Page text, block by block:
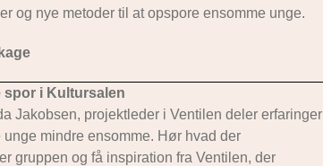
og nye metoder til at opspore ensomme unge.
spor i Kultursalen
Jakobsen, projektleder i Ventilen deler erfaringer
unge mindre ensomme. Hør hvad der
gruppen og få inspiration fra Ventilen, der